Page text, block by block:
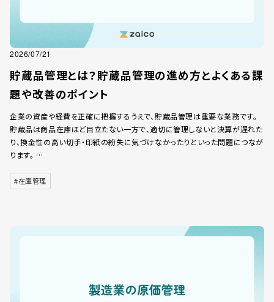
2026/07/21
貯蔵品管理とは？貯蔵品管理の進め方とよくある課
題や改善のポイント
企業の資産や経費を正確に把握するうえで、貯蔵品管理は重要な業務です。
貯蔵品は商品在庫ほど目立たない一方で、適切に管理しないと決算が遅れた
り、換金性の高い切手・印紙の紛失に気づけなかったりといった問題につなが
ります。 …
#在庫管理